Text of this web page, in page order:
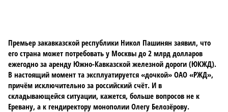
Премьер закавказской республики Никол Пашинян заявил, что
его страна может потребовать у Москвы до 2 млрд долларов
ежегодно за аренду Южно-Кавказской железной дороги (ЮКЖД).
В настоящий момент та эксплуатируется «дочкой» ОАО «РЖД»,
причём исключительно за российский счёт. И в
складывающейся ситуации, кажется, больше вопросов не к
Еревану, а к гендиректору монополии Олегу Белозёрову.